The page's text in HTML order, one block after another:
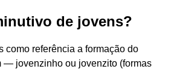
de jovens?
como referência a formação do
— jovenzinho ou jovenzito (formas